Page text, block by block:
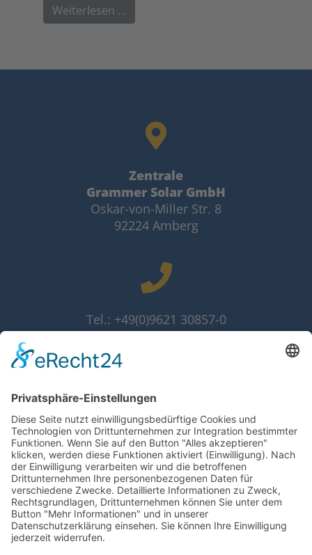
Weiterlesen …
Zentrale
Grammer Solar GmbH
Oskar-von-Miller Str. 8
92224 Amberg
Tel.: +49(0)9621 30857-0
Fax: +49(0)9621 30857-10
info@grammer-solar.de
www.grammer-solar.com